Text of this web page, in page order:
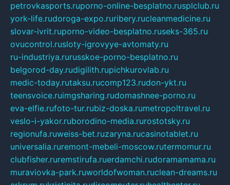
petrovkasports.ruporno-online-besplatno.rusplclub.ru
york-life.rudoroga-expo.ruribery.rucleanmedicine.ru
slovar-ivrit.ruporno-video-besplatno.ruseks-365.ru
ovucontrol.rusloty-igrovyye-avtomaty.ru
ru-industriya.rurusskoe-porno-besplatno.ru
belgorod-day.rudigilith.rupichkurovlab.ru
medic-today.rutaksu.rucomp123.rudon-ykt.ru
teensvoice.ruimgsharing.rudomashnee-porno.ru
eva-elfie.rufoto-tur.rubiz-doska.rumetropoltravel.ru
veslo-i-yakor.ruborodino-media.rurostotsky.ru
regionufa.ruweiss-bet.ruzaryna.rucasinotablet.ru
universalia.ruremont-mebeli-moscow.rutermomur.ru
clubfisher.ruremstirufa.ruerdamchi.rudoramamama.ru
muraviovka-park.ruworldofwoman.ruclean-dreams.ru